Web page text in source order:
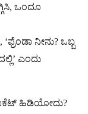
ಒಂದೂ
ನೀನು? ಒಬ್ಬ
ಎಂದು
ಬಕೆಟ್ ಹಿಡಿಯೋದು?